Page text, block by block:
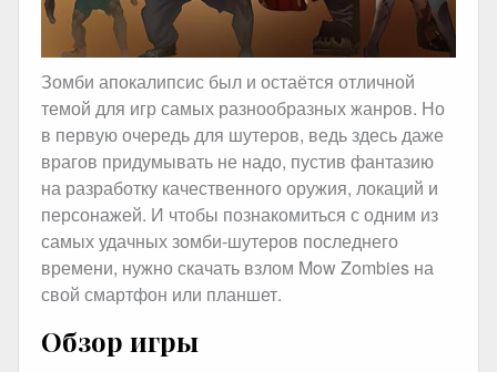
Зомби апокалипсис был и остаётся отличной
темой для игр самых разнообразных жанров. Но
в первую очередь для шутеров, ведь здесь даже
врагов придумывать не надо, пустив фантазию
на разработку качественного оружия, локаций и
персонажей. И чтобы познакомиться с одним из
самых удачных зомби-шутеров последнего
времени, нужно скачать взлом Mow Zombies на
свой смартфон или планшет.
Обзор игры